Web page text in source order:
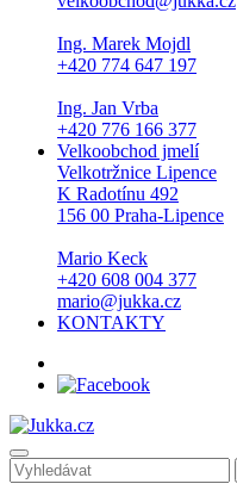
Ing. Marek Mojdl
+420 774 647 197
Ing. Jan Vrba
+420 776 166 377
Velkoobchod jmelí
Velkotržnice Lipence
K Radotínu 492
156 00 Praha-Lipence
Mario Keck
+420 608 004 377
mario@jukka.cz
KONTAKTY